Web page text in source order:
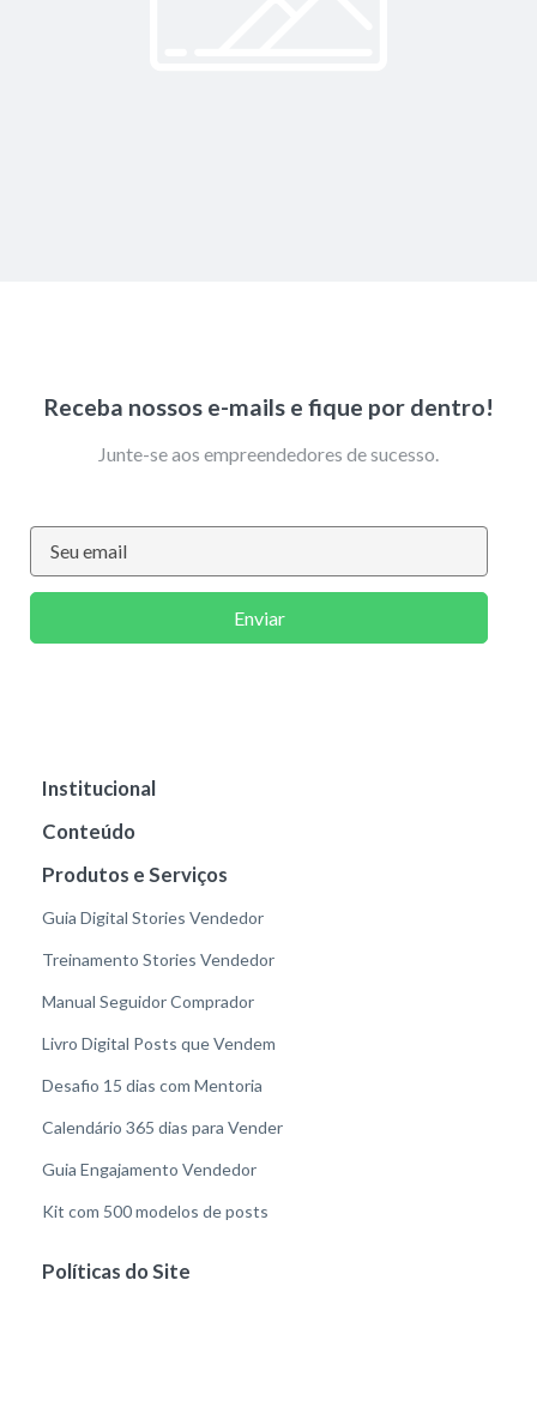
Receba nossos e-mails e fique por dentro!
Junte-se aos empreendedores de sucesso.
Enviar
Institucional
Conteúdo
Produtos e Serviços
Guia Digital Stories Vendedor
Treinamento Stories Vendedor
Manual Seguidor Comprador
Livro Digital Posts que Vendem
Desafio 15 dias com Mentoria
Calendário 365 dias para Vender
Guia Engajamento Vendedor
Kit com 500 modelos de posts
Políticas do Site